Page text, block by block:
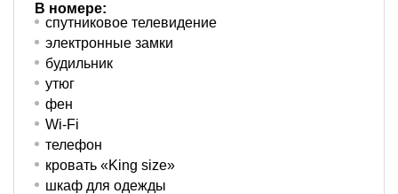
В номере:
спутниковое телевидение
электронные замки
будильник
утюг
фен
Wi-Fi
телефон
кровать «King size»
шкаф для одежды